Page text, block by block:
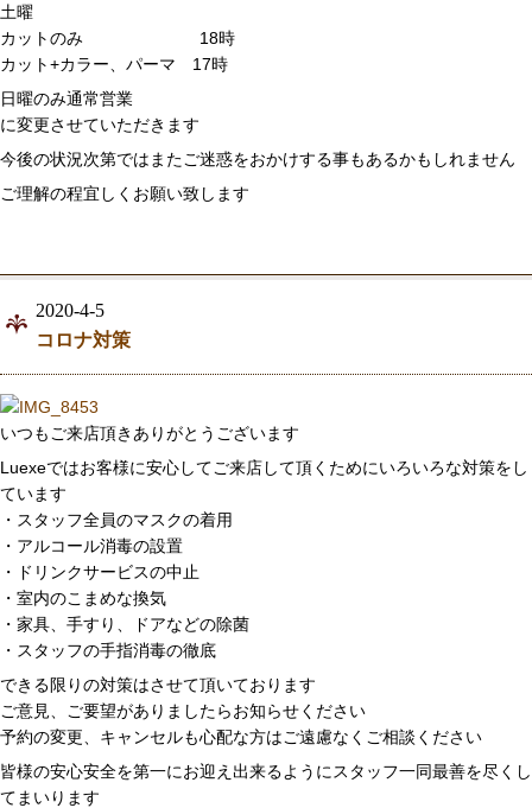
土曜
カットのみ 18時
カット+カラー、パーマ 17時
日曜のみ通常営業
に変更させていただきます
今後の状況次第ではまたご迷惑をおかけする事もあるかもしれません
ご理解の程宜しくお願い致します
2020-4-5
コロナ対策
いつもご来店頂きありがとうございます
Luexeではお客様に安心してご来店して頂くためにいろいろな対策をし
ています
・スタッフ全員のマスクの着用
・アルコール消毒の設置
・ドリンクサービスの中止
・室内のこまめな換気
・家具、手すり、ドアなどの除菌
・スタッフの手指消毒の徹底
できる限りの対策はさせて頂いております
ご意見、ご要望がありましたらお知らせください
予約の変更、キャンセルも心配な方はご遠慮なくご相談ください
皆様の安心安全を第一にお迎え出来るようにスタッフ一同最善を尽くし
てまいります